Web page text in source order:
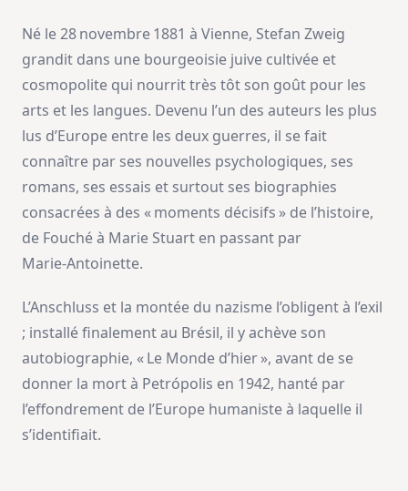
Né le 28 novembre 1881 à Vienne, Stefan Zweig
grandit dans une bourgeoisie juive cultivée et
cosmopolite qui nourrit très tôt son goût pour les
arts et les langues. Devenu l’un des auteurs les plus
lus d’Europe entre les deux guerres, il se fait
connaître par ses nouvelles psychologiques, ses
romans, ses essais et surtout ses biographies
consacrées à des « moments décisifs » de l’histoire,
de Fouché à Marie Stuart en passant par
Marie‑Antoinette.
L’Anschluss et la montée du nazisme l’obligent à l’exil
; installé finalement au Brésil, il y achève son
autobiographie, « Le Monde d’hier », avant de se
donner la mort à Petrópolis en 1942, hanté par
l’effondrement de l’Europe humaniste à laquelle il
s’identifiait.